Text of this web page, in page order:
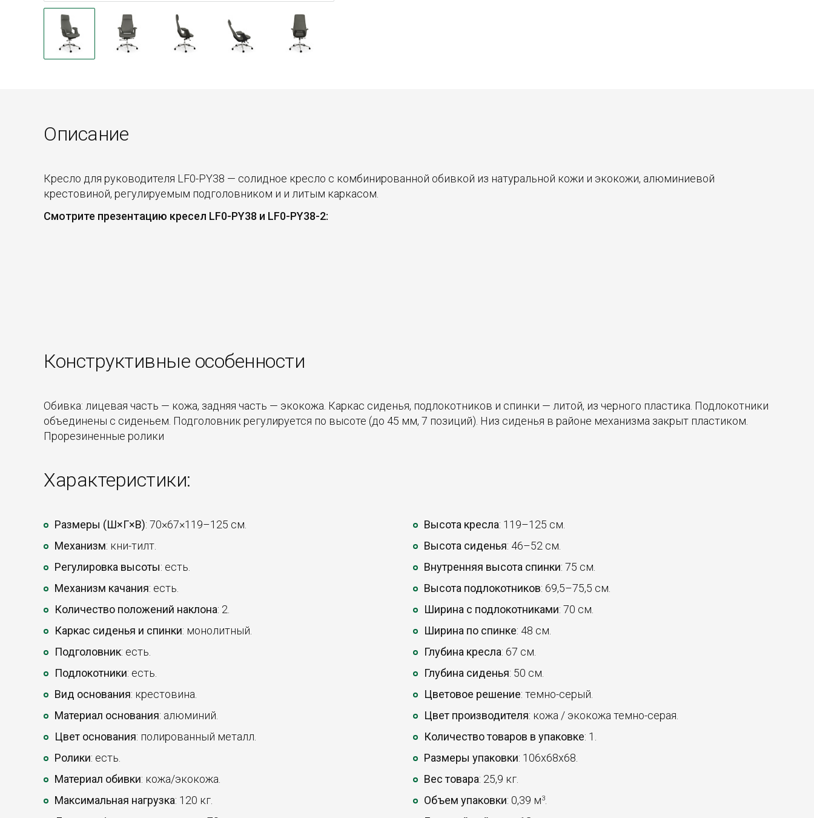
Описание
Кресло для руководителя LF0-PY38 — солидное кресло с комбинированной обивкой из натуральной кожи и экокожи, алюминиевой
крестовиной, регулируемым подголовником и и литым каркасом.
Смотрите презентацию кресел LF0-PY38 и LF0-PY38-2:
Конструктивные особенности
Обивка: лицевая часть — кожа, задняя часть — экокожа. Каркас сиденья, подлокотников и спинки — литой, из черного пластика. Подлокотники
объединены с сиденьем. Подголовник регулируется по высоте (до 45 мм, 7 позиций). Низ сиденья в районе механизма закрыт пластиком.
Прорезиненные ролики
Характеристики:
Размеры (Ш×Г×В): 70×67×119–125 см.
Механизм: кни-тилт.
Регулировка высоты: есть.
Механизм качания: есть.
Количество положений наклона: 2.
Каркас сиденья и спинки: монолитный.
Подголовник: есть.
Подлокотники: есть.
Вид основания: крестовина.
Материал основания: алюминий.
Цвет основания: полированный металл.
Ролики: есть.
Материал обивки: кожа/экокожа.
Максимальная нагрузка: 120 кг.
Высота кресла: 119–125 см.
Высота сиденья: 46–52 см.
Внутренняя высота спинки: 75 см.
Высота подлокотников: 69,5–75,5 см.
Ширина с подлокотниками: 70 см.
Ширина по спинке: 48 см.
Глубина кресла: 67 см.
Глубина сиденья: 50 см.
Цветовое решение: темно-серый.
Цвет производителя: кожа / экокожа темно-серая.
Количество товаров в упаковке: 1.
Размеры упаковки: 106x68x68.
Вес товара: 25,9 кг.
Объем упаковки: 0,39 м3